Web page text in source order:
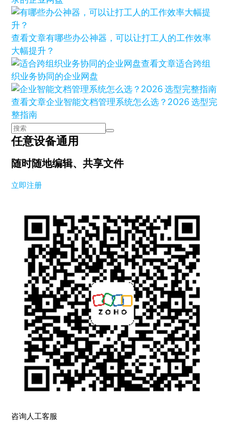
查看文章有哪些办公神器，可以让打工人的工作效率
大幅提升？
查看文章适合跨组
织业务协同的企业网盘
查看文章企业智能文档管理系统怎么选？2026 选型完
整指南
任意设备通用
随时随地编辑、共享文件
立即注册
咨询人工客服